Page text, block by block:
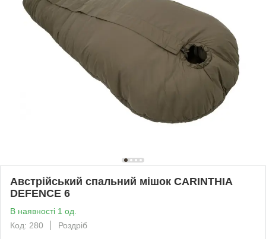
Австрійський спальний мішок CARINTHIA
DEFENCE 6
В наявності 1 од.
Код: 280
Роздріб